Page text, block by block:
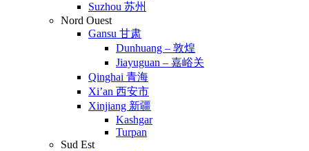
Suzhou 苏州
Nord Ouest
Gansu 甘肃
Dunhuang – 敦煌
Jiayuguan – 嘉峪关
Qinghai 青海
Xi’an 西安市
Xinjiang 新疆
Kashgar
Turpan
Sud Est